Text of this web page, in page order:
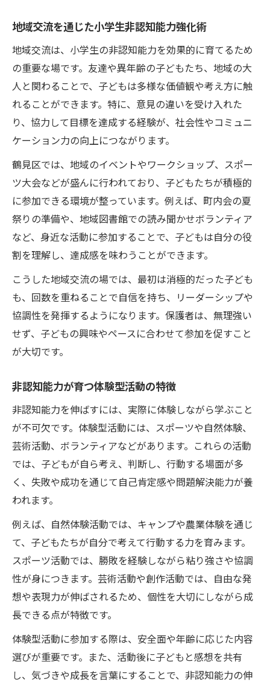
地域交流を通じた小学生非認知能力強化術
地域交流は、小学生の非認知能力を効果的に育てるため
の重要な場です。友達や異年齢の子どもたち、地域の大
人と関わることで、子どもは多様な価値観や考え方に触
れることができます。特に、意見の違いを受け入れた
り、協力して目標を達成する経験が、社会性やコミュニ
ケーション力の向上につながります。
鶴見区では、地域のイベントやワークショップ、スポー
ツ大会などが盛んに行われており、子どもたちが積極的
に参加できる環境が整っています。例えば、町内会の夏
祭りの準備や、地域図書館での読み聞かせボランティア
など、身近な活動に参加することで、子どもは自分の役
割を理解し、達成感を味わうことができます。
こうした地域交流の場では、最初は消極的だった子ども
も、回数を重ねることで自信を持ち、リーダーシップや
協調性を発揮するようになります。保護者は、無理強い
せず、子どもの興味やペースに合わせて参加を促すこと
が大切です。
非認知能力が育つ体験型活動の特徴
非認知能力を伸ばすには、実際に体験しながら学ぶこと
が不可欠です。体験型活動には、スポーツや自然体験、
芸術活動、ボランティアなどがあります。これらの活動
では、子どもが自ら考え、判断し、行動する場面が多
く、失敗や成功を通じて自己肯定感や問題解決能力が養
われます。
例えば、自然体験活動では、キャンプや農業体験を通じ
て、子どもたちが自分で考えて行動する力を育みます。
スポーツ活動では、勝敗を経験しながら粘り強さや協調
性が身につきます。芸術活動や創作活動では、自由な発
想や表現力が伸ばされるため、個性を大切にしながら成
長できる点が特徴です。
体験型活動に参加する際は、安全面や年齢に応じた内容
選びが重要です。また、活動後に子どもと感想を共有
し、気づきや成長を言葉にすることで、非認知能力の伸